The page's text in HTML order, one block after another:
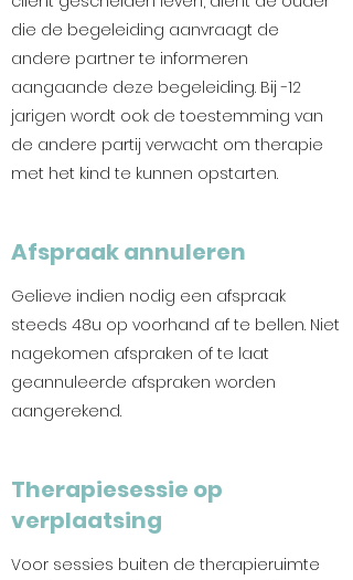
die de begeleiding aanvraagt de
andere partner te informeren
aangaande deze begeleiding. Bij -12
jarigen wordt ook de toestemming van
de andere partij verwacht om therapie
met het kind te kunnen opstarten.
Afspraak annuleren
Gelieve indien nodig een afspraak
steeds 48u op voorhand af te bellen. Niet
nagekomen afspraken of te laat
geannuleerde afspraken worden
aangerekend.
Therapiesessie op
verplaatsing
Voor sessies buiten de therapieruimte